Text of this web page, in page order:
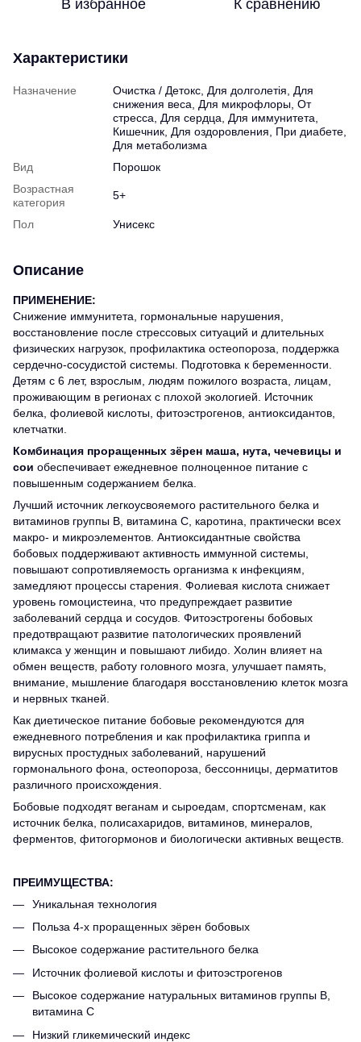
В избранное К сравнению
Характеристики
Назначение
Очистка / Детокс, Для долголетія, Для
снижения веса, Для микрофлоры, От
стресса, Для сердца, Для иммунитета,
Кишечник, Для оздоровления, При диабете,
Для метаболизма
Вид
Порошок
Возрастная
категория
5+
Пол Унисекс
Описание
ПРИМЕНЕНИЕ:
Снижение иммунитета, гормональные нарушения,
восстановление после стрессовых ситуаций и длительных
физических нагрузок, профилактика остеопороза, поддержка
сердечно-сосудистой системы. Подготовка к беременности.
Детям с 6 лет, взрослым, людям пожилого возраста, лицам,
проживающим в регионах с плохой экологией. Источник
белка, фолиевой кислоты, фитоэстрогенов, антиоксидантов,
клетчатки.
Комбинация проращенных зёрен маша, нута, чечевицы и
сои обеспечивает ежедневное полноценное питание с
повышенным содержанием белка.
Лучший источник легкоусвояемого растительного белка и
витаминов группы В, витамина С, каротина, практически всех
макро- и микроэлементов. Антиоксидантные свойства
бобовых поддерживают активность иммунной системы,
повышают сопротивляемость организма к инфекциям,
замедляют процессы старения. Фолиевая кислота снижает
уровень гомоцистеина, что предупреждает развитие
заболеваний сердца и сосудов. Фитоэстрогены бобовых
предотвращают развитие патологических проявлений
климакса у женщин и повышают либидо. Холин влияет на
обмен веществ, работу головного мозга, улучшает память,
внимание, мышление благодаря восстановлению клеток мозга
и нервных тканей.
Как диетическое питание бобовые рекомендуются для
ежедневного потребления и как профилактика гриппа и
вирусных простудных заболеваний, нарушений
гормонального фона, остеопороза, бессонницы, дерматитов
различного происхождения.
Бобовые подходят веганам и сыроедам, спортсменам, как
источник белка, полисахаридов, витаминов, минералов,
ферментов, фитогормонов и биологически активных веществ.
ПРЕИМУЩЕСТВА:
Уникальная технология
Польза 4-х проращенных зёрен бобовых
Высокое содержание растительного белка
Источник фолиевой кислоты и фитоэстрогенов
Высокое содержание натуральных витаминов группы В,
витамина С
Низкий гликемический индекс